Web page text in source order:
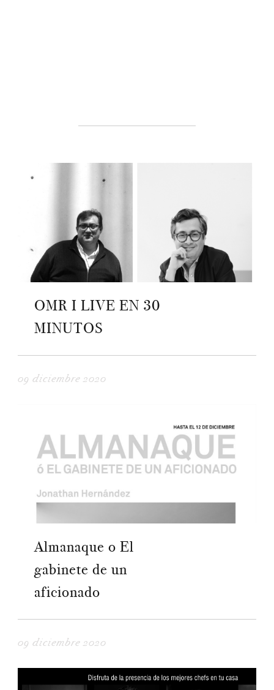
OMR I LIVE EN 30
MINUTOS
09 diciembre 2020
Almanaque o El
gabinete de un
aficionado
09 diciembre 2020